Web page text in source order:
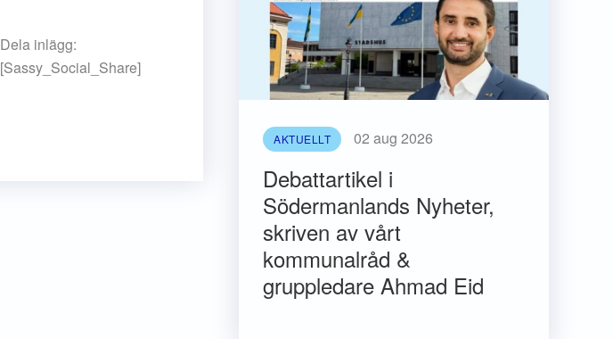
Dela inlägg:
[Sassy_Social_Share]
AKTUELLT 02 aug 2026
Debattartikel i
Södermanlands Nyheter,
skriven av vårt
kommunalråd &
gruppledare Ahmad Eid